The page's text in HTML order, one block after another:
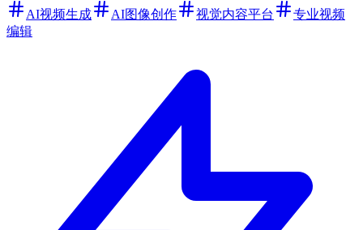
AI视频生成 AI图像创作 视觉内容平台
专业视频
编辑